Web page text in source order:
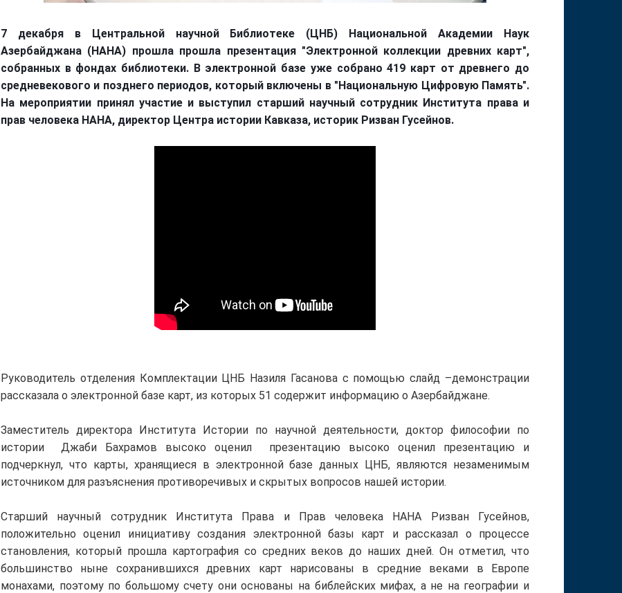
7 декабря в Центральной научной Библиотеке (ЦНБ) Национальной Академии Наук
Азербайджана (НАНА) прошла прошла презентация "Электронной коллекции древних карт",
собранных в фондах библиотеки. В электронной базе уже собрано 419 карт от древнего до
средневекового и позднего периодов, который включены в "Национальную Цифровую Память".
На мероприятии принял участие и выступил старший научный сотрудник Института права и
прав человека НАНА, директор Центра истории Кавказа, историк Ризван Гусейнов.
Руководитель отделения Комплектации ЦНБ Назиля Гасанова с помощью слайд –демонстрации
рассказала о электронной базе карт, из которых 51 содержит информацию о Азербайджане.
Заместитель директора Института Истории по научной деятельности, доктор философии по
истории Джаби Бахрамов высоко оценил презентацию высоко оценил презентацию и
подчеркнул, что карты, хранящиеся в электронной базе данных ЦНБ, являются незаменимым
источником для разъяснения противоречивых и скрытых вопросов нашей истории.
Старший научный сотрудник Института Права и Прав человека НАНА Ризван Гусейнов,
положительно оценил инициативу создания электронной базы карт и рассказал о процессе
становления, который прошла картография со средних веков до наших дней. Он отметил, что
большинство ныне сохранившихся древних карт нарисованы в средние веками в Европе
монахами, поэтому по большому счету они основаны на библейских мифах, а не на географии и